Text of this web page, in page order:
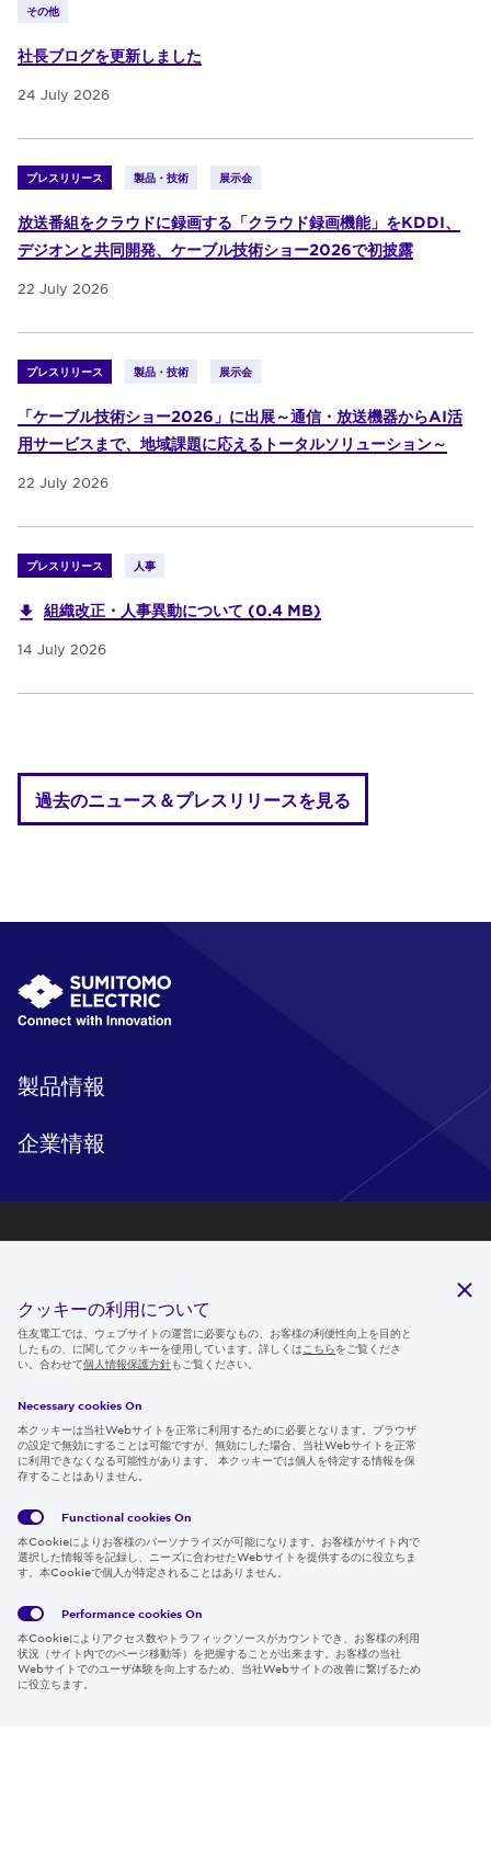
その他
社長ブログを更新しました
24 July 2026
プレスリリース 製品・技術 展示会
放送番組をクラウドに録画する「クラウド録画機能」をKDDI、
デジオンと共同開発、ケーブル技術ショー2026で初披露
22 July 2026
プレスリリース 製品・技術 展示会
「ケーブル技術ショー2026」に出展～通信・放送機器からAI活
用サービスまで、地域課題に応えるトータルソリューション～
22 July 2026
プレスリリース 人事
組織改正・人事異動について (0.4 MB)
14 July 2026
過去のニュース＆プレスリリースを見る
製品情報
企業情報
ニュースルーム
IR情報
採用情報
Global
Policy
サイト
約
Region & Language:
Japan | JP
クッキーの利用について
住友電工では、ウェブサイトの運営に必要なもの、お客様の利便性向上を目的と
したもの、に関してクッキーを使用しています。詳しくは こちらをご覧くださ
い。合わせて個人情報保護方針もご覧ください。
Necessary cookies On
本クッキーは当社Webサイトを正常に利用するために必要となります。ブラウザ
の設定で無効にすることは可能ですが、無効にした場合、当社Webサイトを正常
に利用できなくなる可能性があります。 本クッキーでは個人を特定する情報を保
存することはありません。
Functional cookies On
本Cookieによりお客様のパーソナライズが可能になります。お客様がサイト内で
選択した情報等を記録し、ニーズに合わせたWebサイトを提供するのに役立ちま
す。本Cookieで個人が特定されることはありません。
Performance cookies On
本Cookieによりアクセス数やトラフィックソースがカウントでき、お客様の利用
状況（サイト内でのページ移動等）を把握することが出来ます。お客様の当社
Webサイトでのユーザ体験を向上するため、当社Webサイトの改善に繋げるため
に役立ちます。